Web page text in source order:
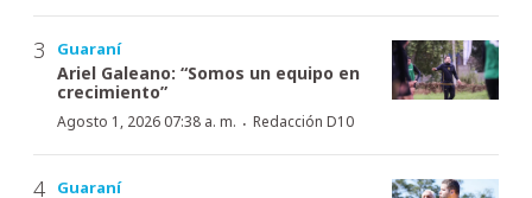
Guaraní
Ariel Galeano: “Somos un equipo en
crecimiento”
Agosto 1, 2026 07:38 a. m. · Redacción D10
Guaraní